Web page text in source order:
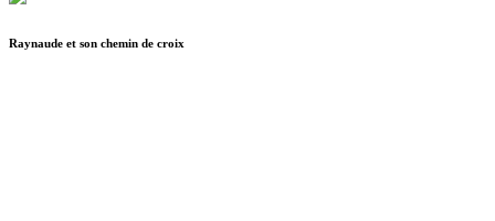
Raynaude et son chemin de croix